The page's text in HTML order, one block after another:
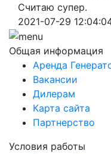
Считаю супер.
2021-07-29
Общая информация
Аренда
Вакансии
Дилерам
Карта сайта
Партнерство
Условия работы